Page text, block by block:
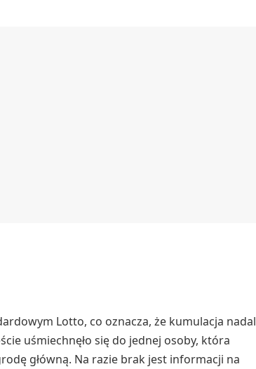
Lotto, co oznacza, że kumulacja nadal
uśmiechnęło się do jednej osoby, która
główną. Na razie brak jest informacji na